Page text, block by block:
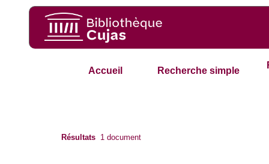
Accueil Recherche simple
Résultats 1 document